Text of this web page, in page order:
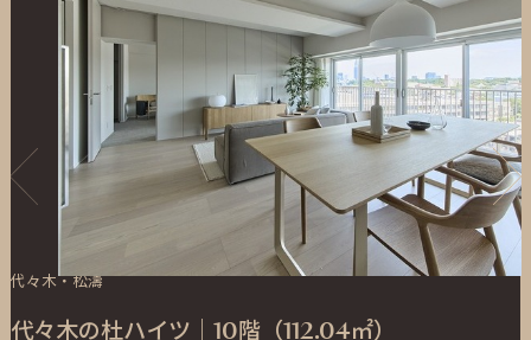
代々木・松濤
代々木の杜ハイツ｜10階（112.04㎡）